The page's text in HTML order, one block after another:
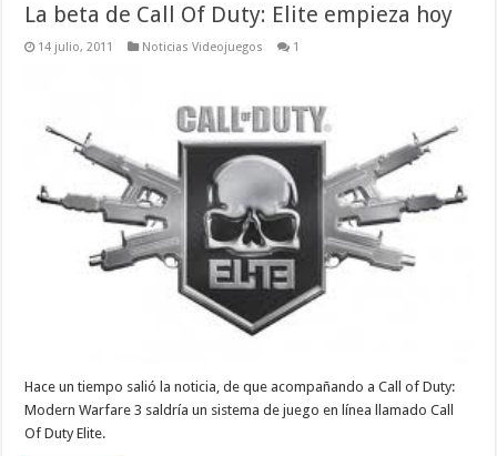
La beta de Call Of Duty: Elite empieza hoy
14 julio, 2011 Noticias Videojuegos 1
Hace un tiempo salió la noticia, de que acompañando a Call of Duty:
Modern Warfare 3 saldría un sistema de juego en línea llamado Call
Of Duty Elite.